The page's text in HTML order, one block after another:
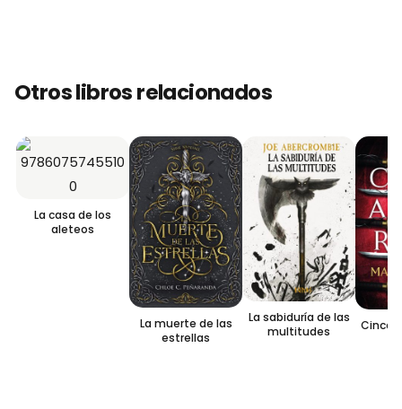
Otros libros relacionados
La casa de los
aleteos
La muerte de las
estrellas
La sabiduría de las
multitudes
Cinco